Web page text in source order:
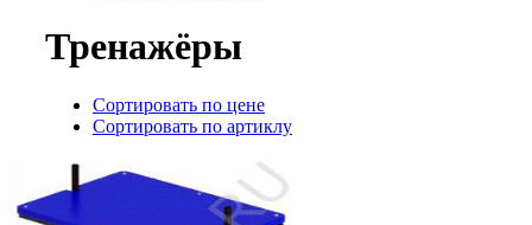
Тренажёры
Сортировать по цене
Сортировать по артиклу